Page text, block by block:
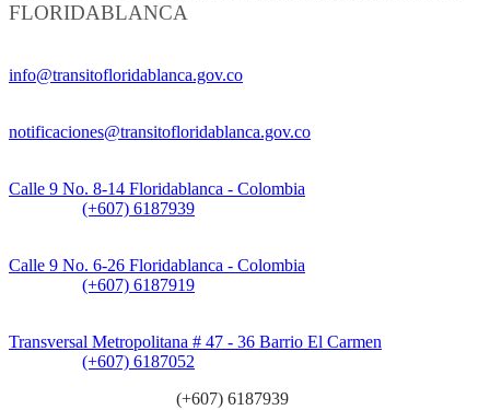
FLORIDABLANCA
info@transitofloridablanca.gov.co
notificaciones@transitofloridablanca.gov.co
Calle 9 No. 8-14 Floridablanca - Colombia
(+607) 6187939
Calle 9 No. 6-26 Floridablanca - Colombia
(+607) 6187919
Transversal Metropolitana # 47 - 36 Barrio El Carmen
(+607) 6187052
(+607) 6187939